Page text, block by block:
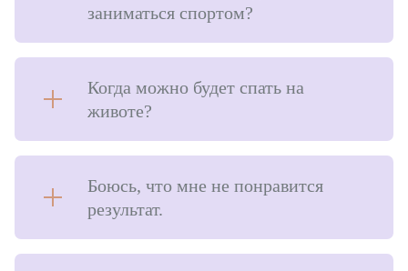
заниматься спортом?
Когда можно будет спать на
животе?
Боюсь, что мне не понравится
результат.